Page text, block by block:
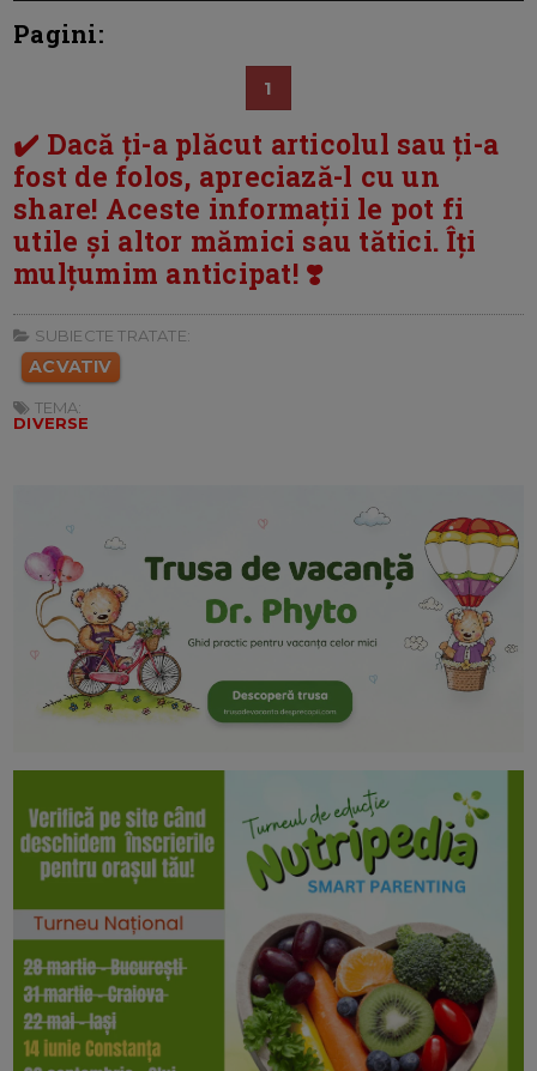
Pagini:
1
✔️ Dacă ți-a plăcut articolul sau ți-a
fost de folos, apreciază-l cu un
share! Aceste informații le pot fi
utile și altor mămici sau tătici. Îți
mulțumim anticipat! ❣️
SUBIECTE TRATATE:
ACVATIV
TEMA:
DIVERSE